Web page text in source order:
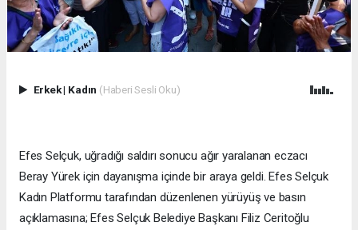
Erkek| Kadın (Haberi Sesli Oku)
Efes Selçuk, uğradığı saldırı sonucu ağır yaralanan eczacı
Beray Yürek için dayanışma içinde bir araya geldi. Efes Selçuk
Kadın Platformu tarafından düzenlenen yürüyüş ve basın
açıklamasına; Efes Selçuk Belediye Başkanı Filiz Ceritoğlu